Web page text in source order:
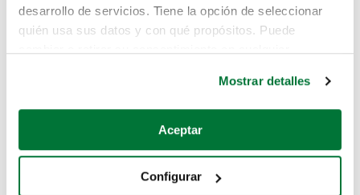
desarrollo de servicios. Tiene la opción de seleccionar
quién usa sus datos y con qué propósitos. Puede
Si lo permite, también quisiéramos:
Recopilar información sobre su ubicación geográfica
Identificar su dispositivo analizándolo activamente
Mostrar detalles
Aceptar
Configurar
Pero puedes encontrar el coche que estás
buscando en alguno de estos enlaces:
Coches de segunda mano
Coches de km0